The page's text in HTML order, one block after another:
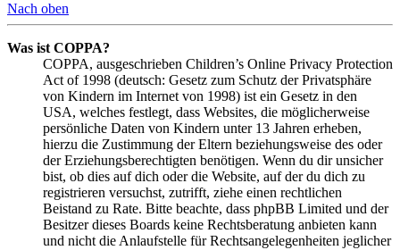
Nach oben
Was ist COPPA?
COPPA, ausgeschrieben Children’s Online Privacy Protection
Act of 1998 (deutsch: Gesetz zum Schutz der Privatsphäre
von Kindern im Internet von 1998) ist ein Gesetz in den
USA, welches festlegt, dass Websites, die möglicherweise
persönliche Daten von Kindern unter 13 Jahren erheben,
hierzu die Zustimmung der Eltern beziehungsweise des oder
der Erziehungsberechtigten benötigen. Wenn du dir unsicher
bist, ob dies auf dich oder die Website, auf der du dich zu
registrieren versuchst, zutrifft, ziehe einen rechtlichen
Beistand zu Rate. Bitte beachte, dass phpBB Limited und der
Besitzer dieses Boards keine Rechtsberatung anbieten kann
und nicht die Anlaufstelle für Rechtsangelegenheiten jeglicher